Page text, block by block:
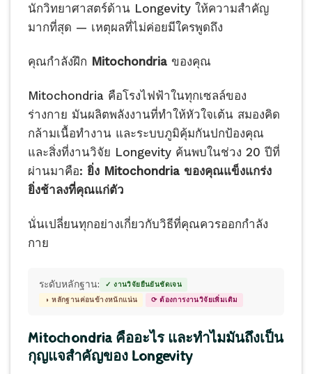
นักวิทยาศาสตร์ด้าน Longevity ให้ความสำคัญ
มากที่สุด — เหตุผลที่ไม่ค่อยมีใครพูดถึง
คุณกำลังฝึก Mitochondria ของคุณ
Mitochondria คือโรงไฟฟ้าในทุกเซลล์ของ
ร่างกาย มันผลิตพลังงานที่ทำให้หัวใจเต้น สมองคิด
กล้ามเนื้อทำงาน และระบบภูมิคุ้มกันปกป้องคุณ
และสิ่งที่งานวิจัย Longevity ค้นพบในช่วง 20 ปีที่
ผ่านมาคือ:ยิ่ง Mitochondria ของคุณแข็งแกร่ง
ยิ่งช้าลงที่คุณแก่ตัว
นั่นเปลี่ยนทุกอย่างเกี่ยวกับวิธีที่คุณควรออกกำลัง
กาย
ระดับหลักฐาน:
✓ งานวิจัยยืนยันชัดเจน
◑ หลักฐานค่อนข้างหนักแน่น
⟳ ต้องการงานวิจัยเพิ่มเติม
Mitochondria คืออะไร และทำไมมันถึงเป็น
กุญแจสำคัญของ Longevity